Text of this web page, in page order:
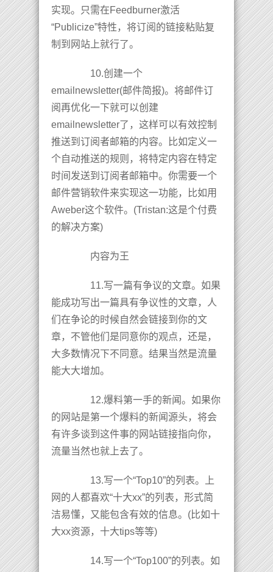
实现。只需在Feedburner激活
“Publicize”特性，将订阅的链接粘贴复
制到网站上就行了。
10.创建一个
emailnewsletter(邮件简报)。将邮件订
阅再优化一下就可以创建
emailnewsletter了，这样可以有效控制
推送到订阅者邮箱的内容。比如定义一
个自动推送的规则，将特定内容在特定
时间发送到订阅者邮箱中。你需要一个
邮件营销软件来实现这一功能，比如用
Aweber这个软件。(Tristan:这是个付费
的解决方案)
内容为王
11.写一篇有争议的文章。如果
能成功写出一篇具有争议性的文章，人
们在争论的时候自然会链接到你的文
章，不管他们是同意你的观点，还是，
大多数情况下不同意。结果当然是流量
能大大增加。
12.爆料第一手的新闻。如果你
的网站是第一个爆料的新闻源头，将会
有许多谈到这件事的网站链接指向你，
流量当然也就上去了。
13.写一个“Top10”的列表。上
网的人都喜欢“十大xx”的列表，形式简
洁易懂，又能包含有效的信息。(比如十
大xx资源，十大tips等等)
14.写一个“Top100”的列表。如